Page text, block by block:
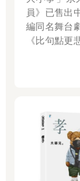
員》已售出
編同名舞台
《比句點更
跑》售出泰